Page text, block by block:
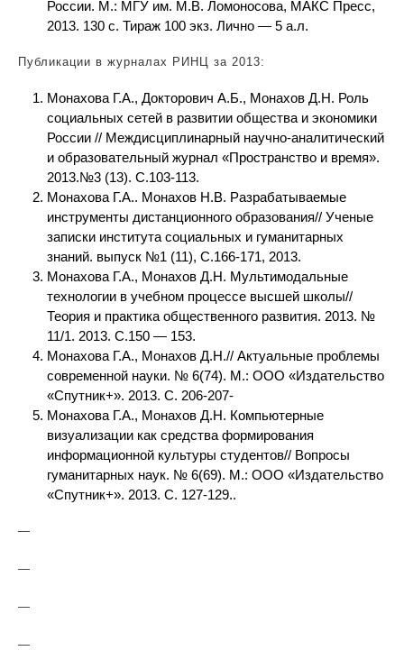
России. М.: МГУ им. М.В. Ломоносова, МАКС Пресс,
2013. 130 с. Тираж 100 экз. Лично — 5 а.л.
Публикации в журналах РИНЦ за 2013:
Монахова Г.А., Докторович А.Б., Монахов Д.Н. Роль
социальных сетей в развитии общества и экономики
России // Междисциплинарный научно-аналитический
и образовательный журнал «Пространство и время».
2013.№3 (13). С.103-113.
Монахова Г.А.. Монахов Н.В. Разрабатываемые
инструменты дистанционного образования// Ученые
записки института социальных и гуманитарных
знаний. выпуск №1 (11), С.166-171, 2013.
Монахова Г.А., Монахов Д.Н. Мультимодальные
технологии в учебном процессе высшей школы//
Теория и практика общественного развития. 2013. №
11/1. 2013. С.150 — 153.
Монахова Г.А., Монахов Д.Н.// Актуальные проблемы
современной науки. № 6(74). М.: ООО «Издательство
«Спутник+». 2013. С. 206-207-
Монахова Г.А., Монахов Д.Н. Компьютерные
визуализации как средства формирования
информационной культуры студентов// Вопросы
гуманитарных наук. № 6(69). М.: ООО «Издательство
«Спутник+». 2013. С. 127-129..
—
—
—
—